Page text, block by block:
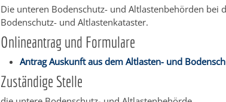
Die unteren Bodenschutz- und Altlastenbehörden bei
Bodenschutz- und Altlastenkataster.
Onlineantrag und Formulare
Antrag Auskunft aus dem Altlasten- und
Zuständige Stelle